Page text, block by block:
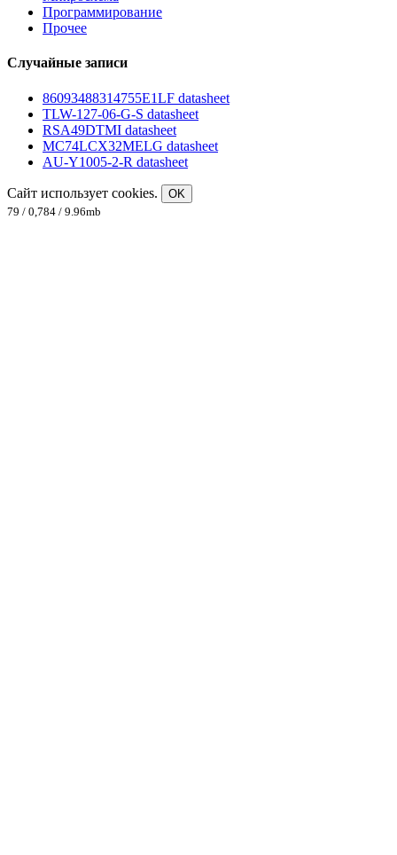
Программирование
Прочее
Случайные записи
86093488314755E1LF datasheet
TLW-127-06-G-S datasheet
RSA49DTMI datasheet
MC74LCX32MELG datasheet
AU-Y1005-2-R datasheet
Сайт использует cookies.
OK
79 / 0,784 / 9.96mb